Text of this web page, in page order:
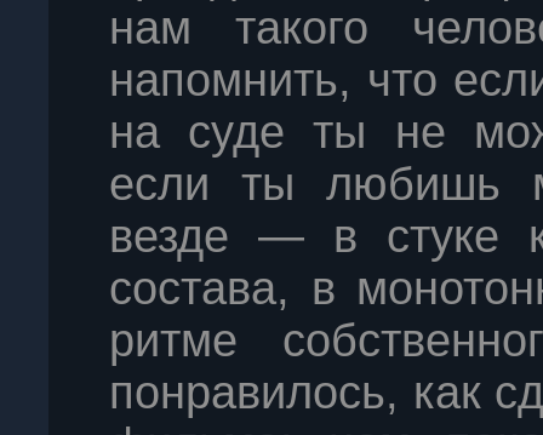
нам такого
напомнить, что
на суде ты не
если ты любишь
везде — в стуке
состава, в
ритме
понравилось, как